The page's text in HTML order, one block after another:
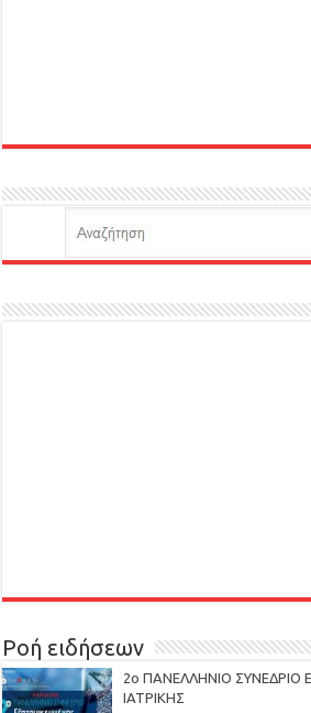
Ροή ειδήσεων
2ο ΠΑΝΕΛΛΗΝΙΟ ΣΥΝΕΔΡΙΟ
ΙΑΤΡΙΚΗΣ